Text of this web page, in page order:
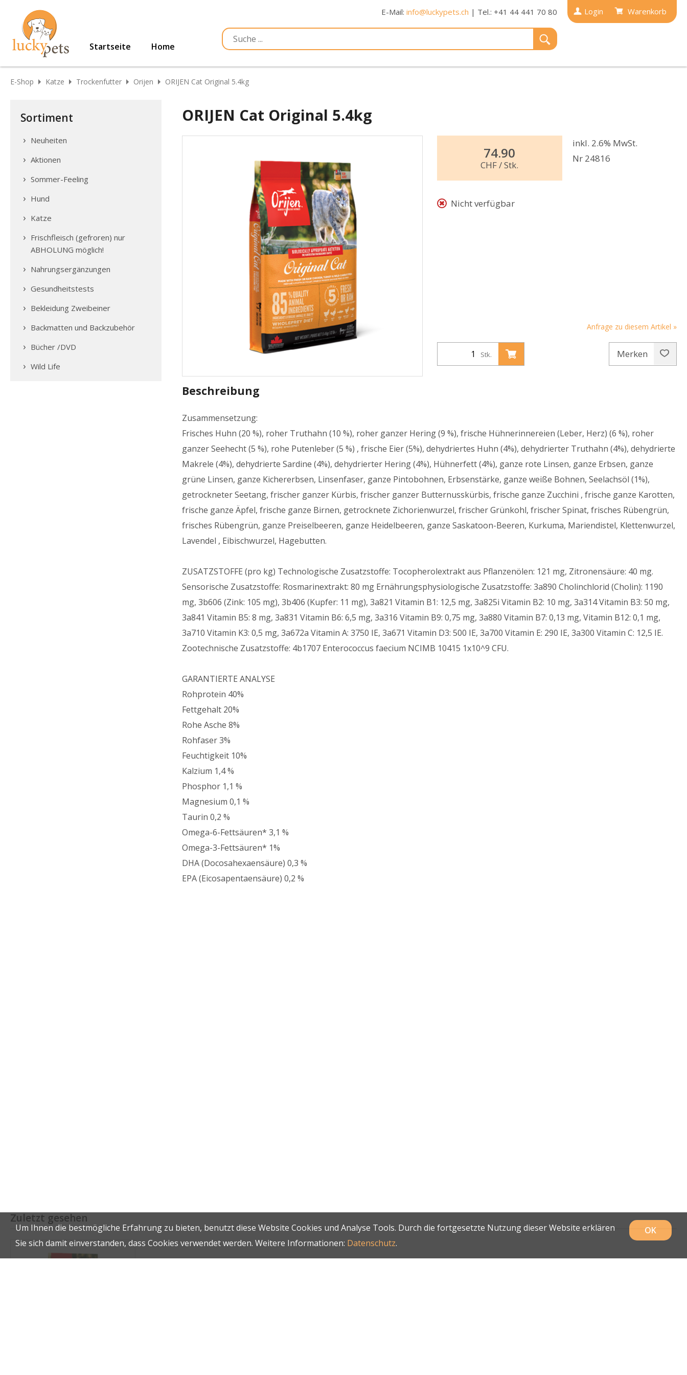
Login Warenkorb
E-Mail: info@luckypets.ch | Tel.: +41 44 441 70 80
Startseite Home
E-Shop Katze Trockenfutter Orijen ORIJEN Cat Original 5.4kg
Sortiment
Neuheiten
Aktionen
Sommer-Feeling
Hund
Katze
Frischfleisch (gefroren) nur
ABHOLUNG möglich!
Nahrungsergänzungen
Gesundheitstests
Bekleidung Zweibeiner
Backmatten und Backzubehör
Bücher /DVD
Wild Life
ORIJEN Cat Original 5.4kg
74.90
CHF/ Stk.
inkl. 2.6% MwSt.
Nr 24816
Nicht verfügbar
Anfrage zu diesem Artikel »
Stk. Merken
Beschreibung
Zusammensetzung:
Frisches Huhn (20 %), roher Truthahn (10 %), roher ganzer Hering (9 %), frische Hühnerinnereien (Leber, Herz) (6 %), roher
ganzer Seehecht (5 %), rohe Putenleber (5 %) , frische Eier (5%), dehydriertes Huhn (4%), dehydrierter Truthahn (4%), dehydrierte
Makrele (4%), dehydrierte Sardine (4%), dehydrierter Hering (4%), Hühnerfett (4%), ganze rote Linsen, ganze Erbsen, ganze
grüne Linsen, ganze Kichererbsen, Linsenfaser, ganze Pintobohnen, Erbsenstärke, ganze weiße Bohnen, Seelachsöl (1%),
getrockneter Seetang, frischer ganzer Kürbis, frischer ganzer Butternusskürbis, frische ganze Zucchini , frische ganze Karotten,
frische ganze Äpfel, frische ganze Birnen, getrocknete Zichorienwurzel, frischer Grünkohl, frischer Spinat, frisches Rübengrün,
frisches Rübengrün, ganze Preiselbeeren, ganze Heidelbeeren, ganze Saskatoon-Beeren, Kurkuma, Mariendistel, Klettenwurzel,
Lavendel , Eibischwurzel, Hagebutten.
ZUSATZSTOFFE (pro kg) Technologische Zusatzstoffe: Tocopherolextrakt aus Pflanzenölen: 121 mg, Zitronensäure: 40 mg.
Sensorische Zusatzstoffe: Rosmarinextrakt: 80 mg Ernährungsphysiologische Zusatzstoffe: 3a890 Cholinchlorid (Cholin): 1190
mg, 3b606 (Zink: 105 mg), 3b406 (Kupfer: 11 mg), 3a821 Vitamin B1: 12,5 mg, 3a825i Vitamin B2: 10 mg, 3a314 Vitamin B3: 50 mg,
3a841 Vitamin B5: 8 mg, 3a831 Vitamin B6: 6,5 mg, 3a316 Vitamin B9: 0,75 mg, 3a880 Vitamin B7: 0,13 mg, Vitamin B12: 0,1 mg,
3a710 Vitamin K3: 0,5 mg, 3a672a Vitamin A: 3750 IE, 3a671 Vitamin D3: 500 IE, 3a700 Vitamin E: 290 IE, 3a300 Vitamin C: 12,5 IE.
Zootechnische Zusatzstoffe: 4b1707 Enterococcus faecium NCIMB 10415 1x10^9 CFU.
GARANTIERTE ANALYSE
Rohprotein 40%
Fettgehalt 20%
Rohe Asche 8%
Rohfaser 3%
Feuchtigkeit 10%
Kalzium 1,4 %
Phosphor 1,1 %
Magnesium 0,1 %
Taurin 0,2 %
Omega-6-Fettsäuren* 3,1 %
Omega-3-Fettsäuren* 1%
DHA (Docosahexaensäure) 0,3 %
EPA (Eicosapentaensäure) 0,2 %
Zuletzt gesehen
OK
Um Ihnen die bestmögliche Erfahrung zu bieten, benutzt diese Website Cookies und Analyse Tools. Durch die fortgesetzte Nutzung dieser Website erklären
Sie sich damit einverstanden, dass Cookies verwendet werden. Weitere Informationen: Datenschutz.